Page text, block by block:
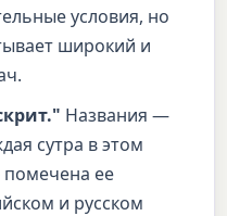
условия, но
широкий и
Названия —
сутра в этом
помечена ее
и русском